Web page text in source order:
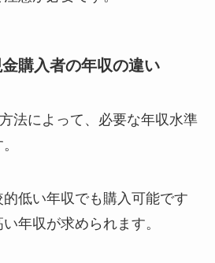
購入者の年収の違い
法によって、必要な年収水準
低い年収でも購入可能です
年収が求められます。